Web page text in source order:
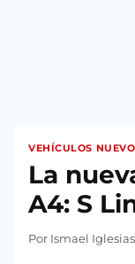
VEHÍCULOS
La
A4: S
Por Ismael Iglesias